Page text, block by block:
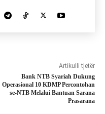
Artikulli tjetër
Bank NTB Syariah Dukung
Operasional 10 KDMP Percontohan
se-NTB Melalui Bantuan Sarana
Prasarana